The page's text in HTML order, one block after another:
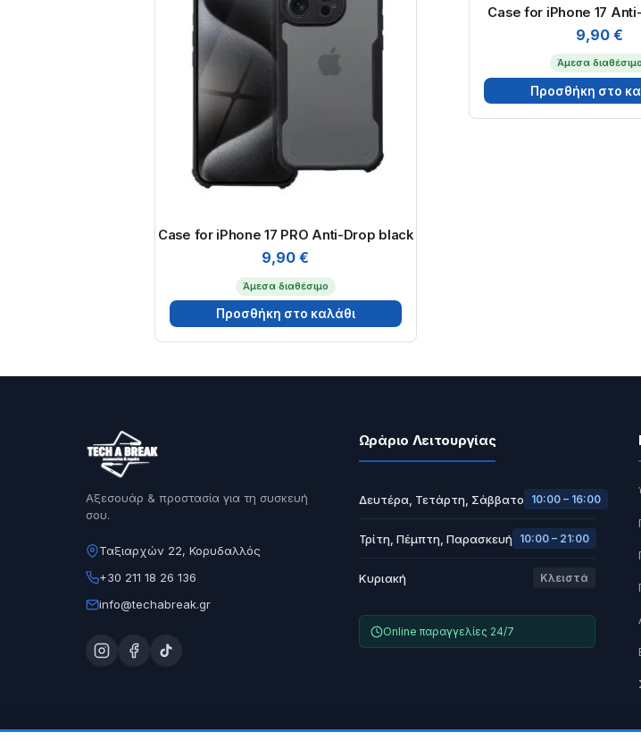
Case for iPhone 17 PRO Anti-Drop black
9,90€
Άμεσα διαθέσιμο
Προσθήκη στο καλάθι
Case for iPhone 17
9,90€
Άμεσα διαθέσιμο
Προσθήκη στο
Αξεσουάρ & προστασία για τη συσκευή
σου.
Ταξιαρχών 22, Κορυδαλλός
+30 211 18 26 136
info@techabreak.gr
Ωράριο Λειτουργίας
Δευτέρα, Τετάρτη, Σάββατο 10:00 – 16:00
Τρίτη, Πέμπτη, Παρασκευή 10:00 – 21:00
Κυριακή Κλειστά
Online παραγγελίες 24/7